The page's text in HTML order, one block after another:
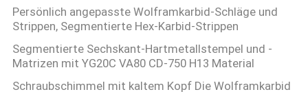
TRETEN
SIE
MIT
UNS
Persönlich angepasste Wolframkarbid-Schläge und
Strippen, Segmentierte Hex-Karbid-Strippen
Segmentierte Sechskant-Hartmetallstempel und -
Matrizen mit YG20C VA80 CD-750 H13 Material
Schraubschimmel mit kaltem Kopf Die Wolframkarbid